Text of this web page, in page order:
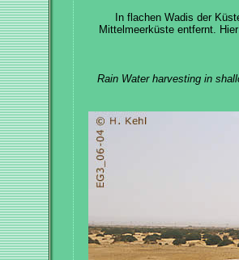
In flachen Wadis der
Mittelmeerküste entfernt.
Rain Water harvesting in